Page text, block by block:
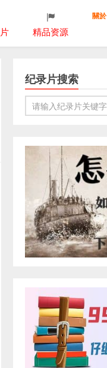
精品资源
關於
纪录片搜索